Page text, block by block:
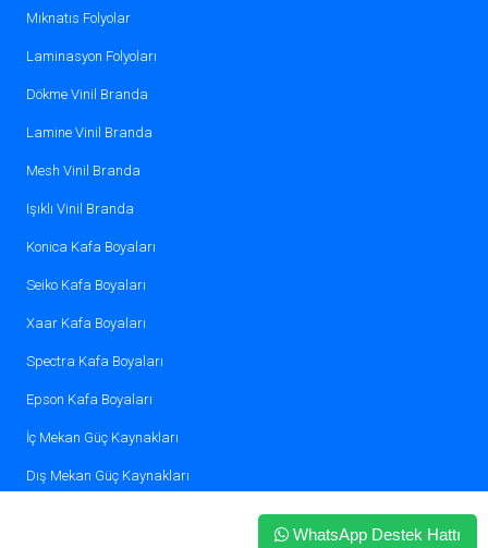
Mıknatıs Folyolar
Laminasyon Folyoları
Dökme Vinil Branda
Lamine Vinil Branda
Mesh Vinil Branda
Işıklı Vinil Branda
Konica Kafa Boyaları
Seiko Kafa Boyaları
Xaar Kafa Boyaları
Spectra Kafa Boyaları
Epson Kafa Boyaları
İç Mekan Güç Kaynakları
Dış Mekan Güç Kaynakları
WhatsApp Destek Hattı